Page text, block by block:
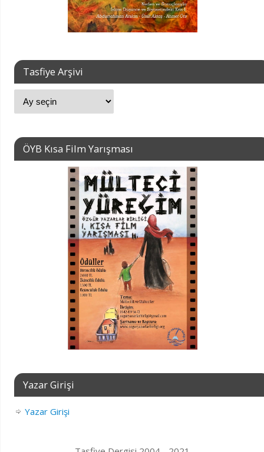
Tasfiye Arşivi
ÖYB Kısa Film Yarışması
Yazar Girişi
Yazar Girişi